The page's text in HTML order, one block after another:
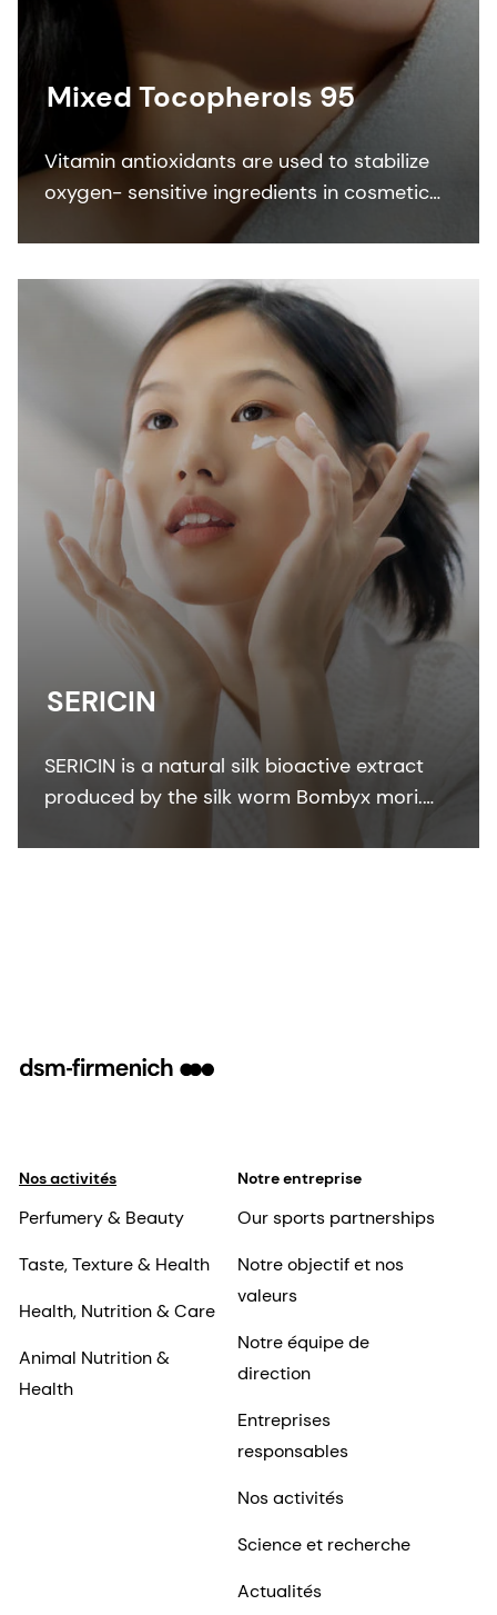
Mixed Tocopherols 95
Vitamin antioxidants are used to stabilize
oxygen- sensitive ingredients in cosmetic
formulations. Mixed Tocopherols 95
against oxidation.
SERICIN
SERICIN is a natural silk bioactive extract
produced by the silk worm Bombyx mori.
Nos activités
Perfumery & Beauty
Taste, Texture & Health
Health, Nutrition & Care
Animal Nutrition &
Health
Notre entreprise
Our sports partnerships
Notre objectif et nos
valeurs
Notre équipe de
direction
Entreprises
responsables
Nos activités
Science et recherche
Actualités